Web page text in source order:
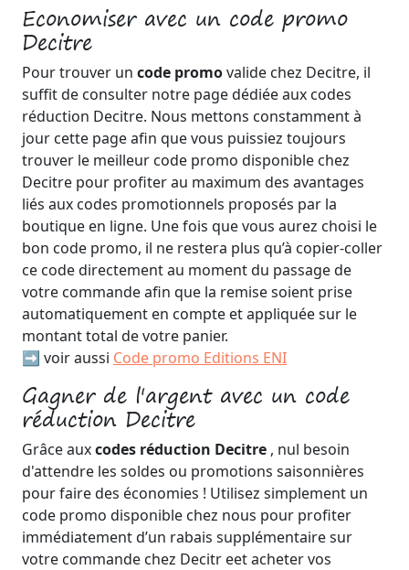
Economiser avec un code promo
Decitre
Pour trouver un code promovalide chez Decitre, il
suffit de consulter notre page dédiée aux codes
réduction Decitre. Nous mettons constamment à
jour cette page afin que vous puissiez toujours
trouver le meilleur code promo disponible chez
Decitre pour profiter au maximum des avantages
liés aux codes promotionnels proposés par la
boutique en ligne. Une fois que vous aurez choisi le
bon code promo, il ne restera plus qu’à copier-coller
ce code directement au moment du passage de
votre commande afin que la remise soient prise
automatiquement en compte et appliquée sur le
montant total de votre panier.
➡️ voir aussi Code promo Editions ENI
Gagner de l'argent avec un code
réduction Decitre
Grâce auxcodes réduction Decitre , nul besoin
d'attendre les soldes ou promotions saisonnières
pour faire des économies ! Utilisez simplement un
code promo disponible chez nous pour profiter
immédiatement d’un rabais supplémentaire sur
votre commande chez Decitr eet acheter vos